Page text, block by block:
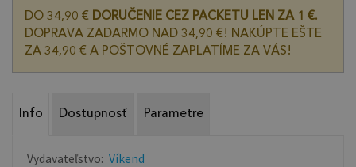
DO 34,90 € DORUČENIE CEZ PACKETU LEN ZA 1 €.
DOPRAVA ZADARMO NAD 34,90 €! NAKÚPTE EŠTE
ZA 34,90 € A POŠTOVNÉ ZAPLATÍME ZA VÁS!
Info Dostupnosť Parametre
Vydavateľstvo: Víkend